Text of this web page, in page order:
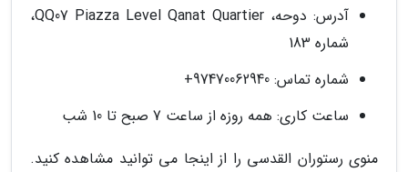
آدرس: دوحه، QQ07 Piazza Level Qanat Quartier،
شماره 183
شماره تماس: 97470062940+
ساعت کاری: همه روزه از ساعت 7 صبح تا 10 شب
منوی رستوران القدسی را از اینجا می توانید مشاهده کنید.